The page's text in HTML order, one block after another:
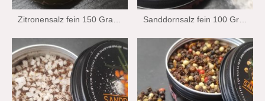
Sanddornsalz fein 100 Gramm Wiechmann Stralsund Edition